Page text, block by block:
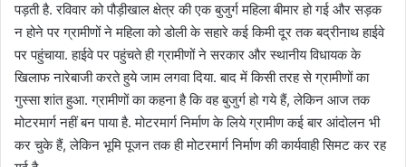
पड़ती है. रविवार को पौड़ीखाल क्षेत्र की एक बुजुर्ग महिला बीमार हो गई और सड़क
न होने पर ग्रामीणों ने महिला को डोली के सहारे कई किमी दूर तक बद्रीनाथ हाईवे
पर पहुंचाया. हाईवे पर पहुंचते ही ग्रामीणों ने सरकार और स्थानीय विधायक के
खिलाफ नारेबाजी करते हुये जाम लगवा दिया. बाद में किसी तरह से ग्रामीणों का
गुस्सा शांत हुआ. ग्रामीणों का कहना है कि वह बुजुर्ग हो गये हैं, लेकिन आज तक
मोटरमार्ग नहीं बन पाया है. मोटरमार्ग निर्माण के लिये ग्रामीण कई बार आंदोलन भी
कर चुके हैं, लेकिन भूमि पूजन तक ही मोटरमार्ग निर्माण की कार्यवाही सिमट कर रह